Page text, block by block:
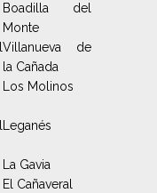
Boadilla del
Monte
Villanueva de
la Cañada
Los Molinos
Leganés
La Gavia
El Cañaveral